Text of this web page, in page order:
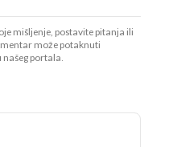
mišljenje, postavite pitanja ili
može potaknuti
portala.